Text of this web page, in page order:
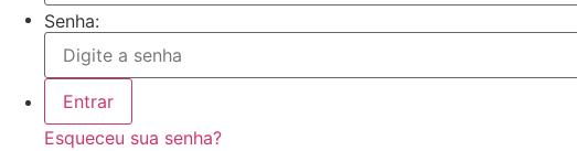
Senha:
Esqueceu sua senha?